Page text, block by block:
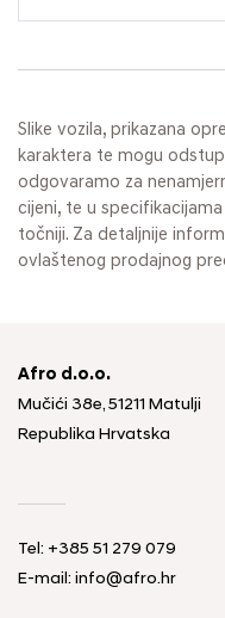
Slike vozila, prikazana
karaktera te mogu
odgovaramo za
cijeni, te u
točniji. Za detaljnije
ovlaštenog prodajnog
Afro d.o.o.
Mučići 38e, 51211 Matulji
Republika Hrvatska
Tel: +385 51 279 079
E-mail: info@afro.hr